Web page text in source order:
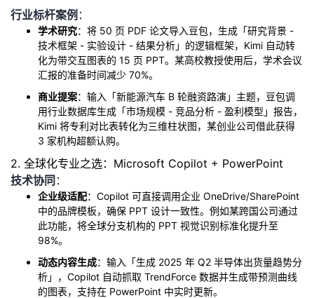
堂
证
实
的
我
持
建
行业标杆案例 ：
学术研究：将 50 页 PDF 论文导入豆包，生成「研究背景 -
技术框架 - 实验设计 - 结果分析」的逻辑框架，Kimi 自动转
化为带交互图表的 15 页 PPT。某高校教授使用后，学术会议
汇报的准备时间减少 70%。
商业提案：输入「新能源汽车 B 轮融资路演」主题，豆包调
用行业数据库生成「市场规模 - 竞品分析 - 盈利模型」报告，
Kimi 将专利对比表转化为三维柱状图，某创业公司借此获得
3 家机构超额认购。
2. 全球化专业之选：Microsoft Copilot + PowerPoint
技术协同 ：
企业级适配：Copilot 可直接调用企业 OneDrive/SharePoint
中的品牌模板，确保 PPT 设计一致性。例如某跨国公司通过
此功能，将全球分支机构的 PPT 视觉识别标准化提升至
98%。
动态内容生成：输入「生成 2025 年 Q2 半导体出货量趋势分
析」，Copilot 自动抓取 TrendForce 数据并生成带预测曲线
的图表，支持在 PowerPoint 中实时更新。